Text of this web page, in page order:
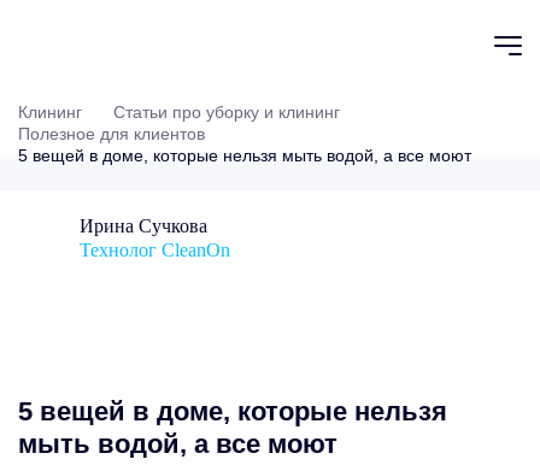
Клининг
Статьи про уборку и клининг
Полезное для клиентов
5 вещей в доме, которые нельзя мыть водой, а все моют
Ирина Сучкова
Технолог CleanOn
5 вещей в доме, которые нельзя
мыть водой, а все моют